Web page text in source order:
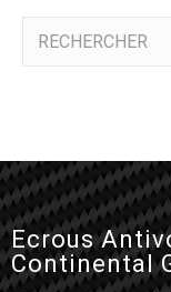
Ecrous
Continental